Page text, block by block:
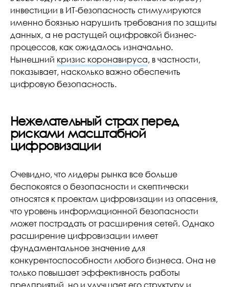
инвестиции в ИТ-безопасность стимулируются
именно боязнью нарушить требования по защиты
данных, а не растущей оцифровкой бизнес-
процессов, как ожидалось изначально.
Нынешний кризис коронавируса, в частности,
показывает, насколько важно обеспечить
цифровую безопасность.
Нежелательный страх перед
рисками масштабной
цифровизации
Очевидно, что лидеры рынка все больше
беспокоятся о безопасности и скептически
относятся к проектам цифровизации из опасения,
что уровень информационной безопасности
может пострадать от расширения сетей. Однако
расширение цифровизации имеет
фундаментальное значение для
конкурентоспособности любого бизнеса. Она не
только повышает эффективность работы
предприятий, но и улучшает его структуру и